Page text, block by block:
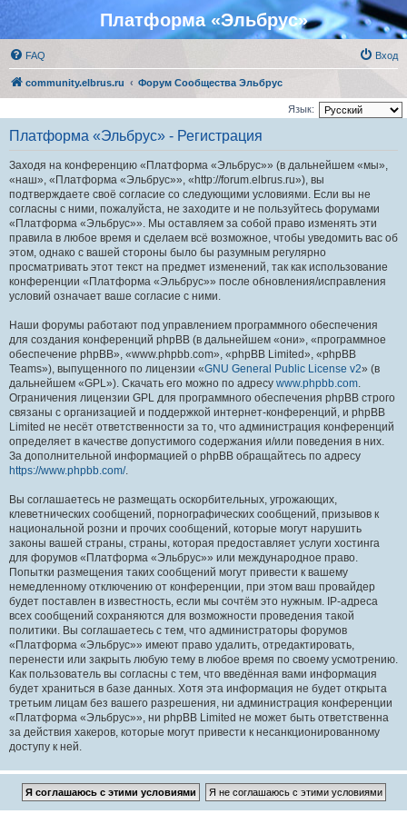
Платформа «Эльбрус»
FAQ Вход
community.elbrus.ru Форум Сообщества Эльбрус
Язык:
Платформа «Эльбрус» - Регистрация
Заходя на конференцию «Платформа «Эльбрус»» (в дальнейшем «мы»,
«наш», «Платформа «Эльбрус»», «http://forum.elbrus.ru»), вы
подтверждаете своё согласие со следующими условиями. Если вы не
согласны с ними, пожалуйста, не заходите и не пользуйтесь форумами
«Платформа «Эльбрус»». Мы оставляем за собой право изменять эти
правила в любое время и сделаем всё возможное, чтобы уведомить вас об
этом, однако с вашей стороны было бы разумным регулярно
просматривать этот текст на предмет изменений, так как использование
конференции «Платформа «Эльбрус»» после обновления/исправления
условий означает ваше согласие с ними.
Наши форумы работают под управлением программного обеспечения
для создания конференций phpBB (в дальнейшем «они», «программное
обеспечение phpBB», «www.phpbb.com», «phpBB Limited», «phpBB
Teams»), выпущенного по лицензии «GNU General Public License v2» (в
дальнейшем «GPL»). Скачать его можно по адресу www.phpbb.com.
Ограничения лицензии GPL для программного обеспечения phpBB строго
связаны с организацией и поддержкой интернет-конференций, и phpBB
Limited не несёт ответственности за то, что администрация конференций
определяет в качестве допустимого содержания и/или поведения в них.
За дополнительной информацией о phpBB обращайтесь по адресу
https://www.phpbb.com/.
Вы соглашаетесь не размещать оскорбительных, угрожающих,
клеветнических сообщений, порнографических сообщений, призывов к
национальной розни и прочих сообщений, которые могут нарушить
законы вашей страны, страны, которая предоставляет услуги хостинга
для форумов «Платформа «Эльбрус»» или международное право.
Попытки размещения таких сообщений могут привести к вашему
немедленному отключению от конференции, при этом ваш провайдер
будет поставлен в известность, если мы сочтём это нужным. IP-адреса
всех сообщений сохраняются для возможности проведения такой
политики. Вы соглашаетесь с тем, что администраторы форумов
«Платформа «Эльбрус»» имеют право удалить, отредактировать,
перенести или закрыть любую тему в любое время по своему усмотрению.
Как пользователь вы согласны с тем, что введённая вами информация
будет храниться в базе данных. Хотя эта информация не будет открыта
третьим лицам без вашего разрешения, ни администрация конференции
«Платформа «Эльбрус»», ни phpBB Limited не может быть ответственна
за действия хакеров, которые могут привести к несанкционированному
доступу к ней.